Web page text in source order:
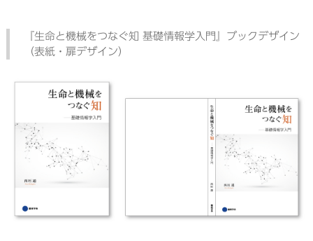
『生命と機械をつなぐ知 基礎情報学入門』ブックデザイン
（表紙・扉デザイン）